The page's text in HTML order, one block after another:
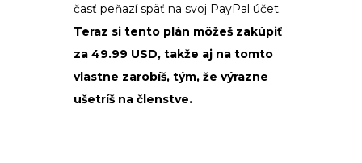
časť peňazí späť na svoj PayPal účet.
Teraz si tento plán môžeš zakúpiť
za 49.99 USD, takže aj na tomto
vlastne zarobíš, tým, že výrazne
ušetríš na členstve.